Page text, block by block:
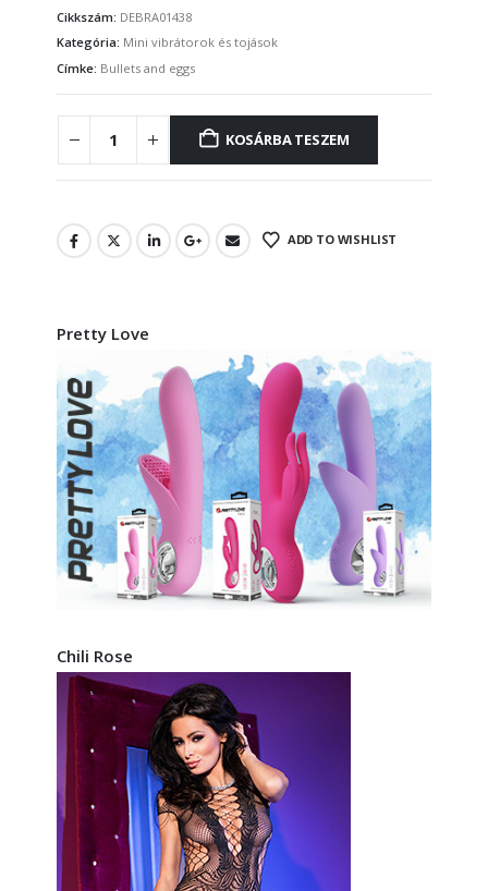
Cikkszám: DEBRA01438
Kategória: Mini vibrátorok és tojások
Címke: Bullets and eggs
KOSÁRBA TESZEM
ADD TO WISHLIST
Pretty Love
Chili Rose